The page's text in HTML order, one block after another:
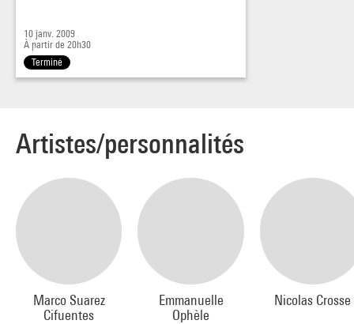
10 janv. 2009
À partir de 20h30
Terminé
Artistes/personnalités
Marco Suarez
Cifuentes
Emmanuelle
Ophèle
Nicolas Crosse